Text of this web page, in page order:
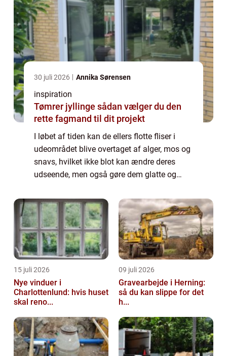
30 juli 2026 Annika Sørensen
inspiration
Tømrer jyllinge sådan vælger du den
rette fagmand til dit projekt
I løbet af tiden kan de ellers flotte fliser i
udeområdet blive overtaget af alger, mos og
snavs, hvilket ikke blot kan ændre deres
udseende, men også gøre dem glatte og
15 juli 2026
Nye vinduer i
Charlottenlund: hvis huset
skal reno...
09 juli 2026
Gravearbejde i Herning:
så du kan slippe for det
h...